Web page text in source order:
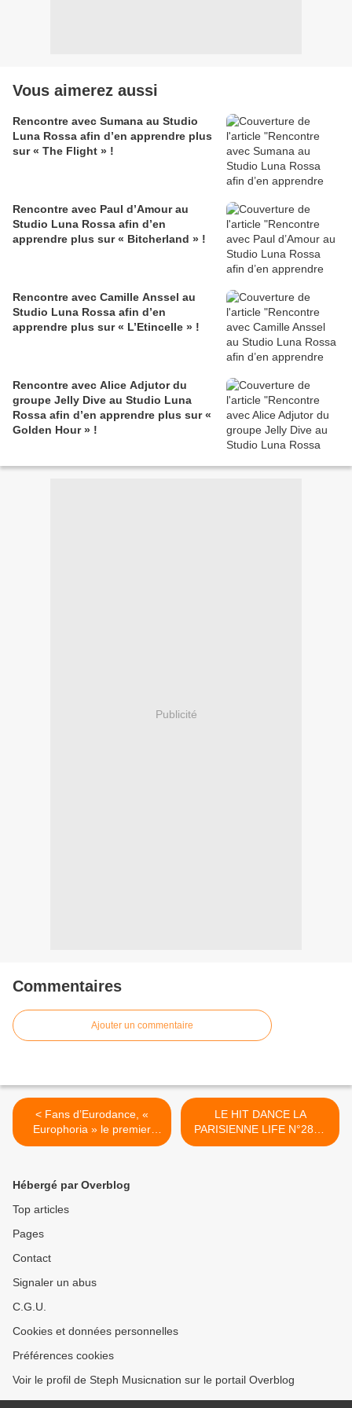
Vous aimerez aussi
Rencontre avec Sumana au Studio
Luna Rossa afin d’en apprendre plus
sur « The Flight » !
Rencontre avec Paul d’Amour au
Studio Luna Rossa afin d’en
apprendre plus sur « Bitcherland » !
Rencontre avec Camille Anssel au
Studio Luna Rossa afin d’en
apprendre plus sur « L’Etincelle » !
Rencontre avec Alice Adjutor du
groupe Jelly Dive au Studio Luna
Rossa afin d’en apprendre plus sur «
Golden Hour » !
Publicité
Commentaires
Ajouter un commentaire
< Fans d’Eurodance, «
Europhoria » le premier
album d’Eurotronic est fait
LE HIT DANCE LA
PARISIENNE LIFE N°286 -
03 SEPTEMBRE 2021 >
Hébergé par Overblog
Top articles
Pages
Contact
Signaler un abus
C.G.U.
Cookies et données personnelles
Préférences cookies
Voir le profil de Steph Musicnation sur le portail Overblog